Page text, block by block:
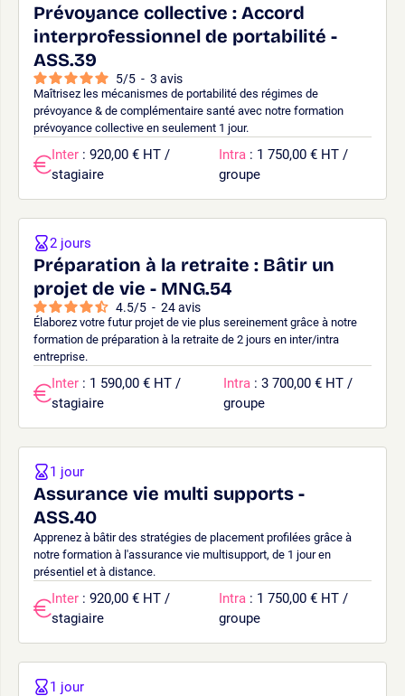
Prévoyance collective : Accord
interprofessionnel de portabilité -
ASS.39
5/5 - 3 avis
Maîtrisez les mécanismes de portabilité des régimes de
prévoyance & de complémentaire santé avec notre formation
prévoyance collective en seulement 1 jour.
Inter : 920,00 € HT /
stagiaire
Intra : 1 750,00 € HT /
groupe
Préparation à la retraite : Bâtir un
projet de vie - MNG.54
4.5/5 - 24avis
Élaborez votre futur projet de vie plus sereinement grâce à notre
formation de préparation à la retraite de 2 jours en inter/intra
entreprise.
2 jours
Inter : 1 590,00 € HT /
stagiaire
Intra : 3 700,00 € HT /
groupe
Assurance vie multi supports -
ASS.40
Apprenez à bâtir des stratégies de placement profilées grâce à
notre formation à l'assurance vie multisupport, de 1 jour en
présentiel et à distance.
1 jour
Inter : 920,00 € HT /
stagiaire
Intra : 1 750,00 € HT /
groupe
1 jour